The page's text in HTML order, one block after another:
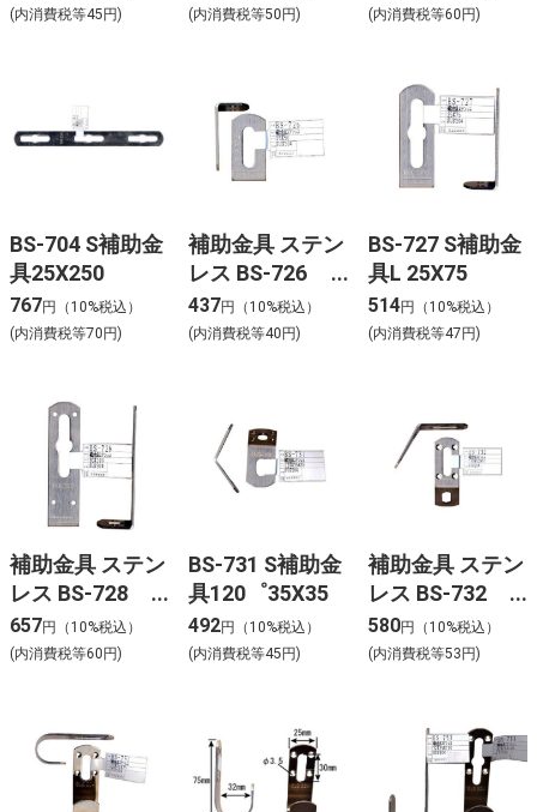
(内消費税等45円)
(内消費税等50円)
(内消費税等60円)
BS-704 S補助金
具25X250
767円（10%税込）
(内消費税等70円)
補助金具 ステン
レス BS-726
NO118 25X50
437円（10%税込）
(内消費税等40円)
BS-727 S補助金
具L 25X75
514円（10%税込）
(内消費税等47円)
補助金具 ステン
レス BS-728
NO106 30X100
657円（10%税込）
(内消費税等60円)
BS-731 S補助金
具120゜35X35
492円（10%税込）
(内消費税等45円)
補助金具 ステン
レス BS-732
NO141 120X50
580円（10%税込）
(内消費税等53円)